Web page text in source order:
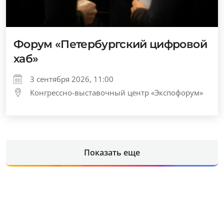
Форум «Петербургский цифровой
хаб»
3 сентября 2026, 11:00
Конгрессно-выставочный центр «Экспофорум»
Показать еще